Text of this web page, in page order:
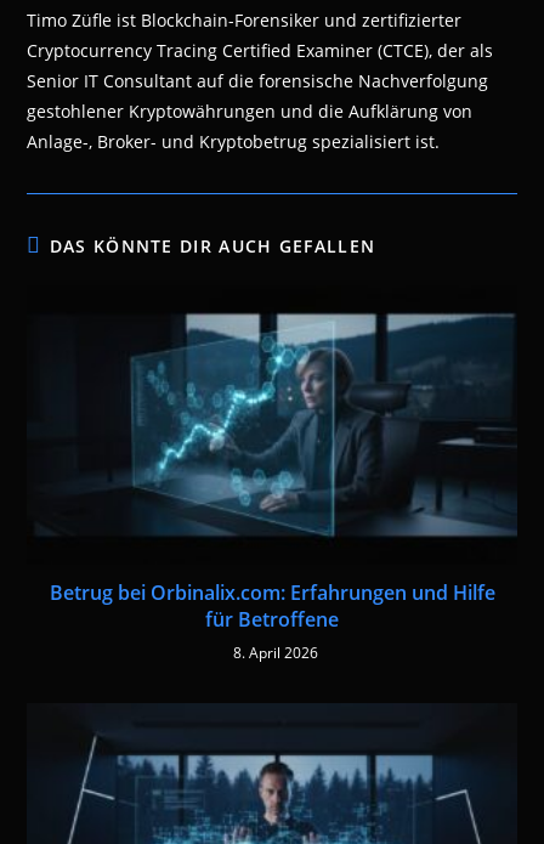
Timo Züfle ist Blockchain-Forensiker und zertifizierter
Cryptocurrency Tracing Certified Examiner (CTCE), der als
Senior IT Consultant auf die forensische Nachverfolgung
gestohlener Kryptowährungen und die Aufklärung von
Anlage-, Broker- und Kryptobetrug spezialisiert ist.
DAS KÖNNTE DIR AUCH GEFALLEN
Betrug bei Orbinalix.com: Erfahrungen und Hilfe
für Betroffene
8. April 2026